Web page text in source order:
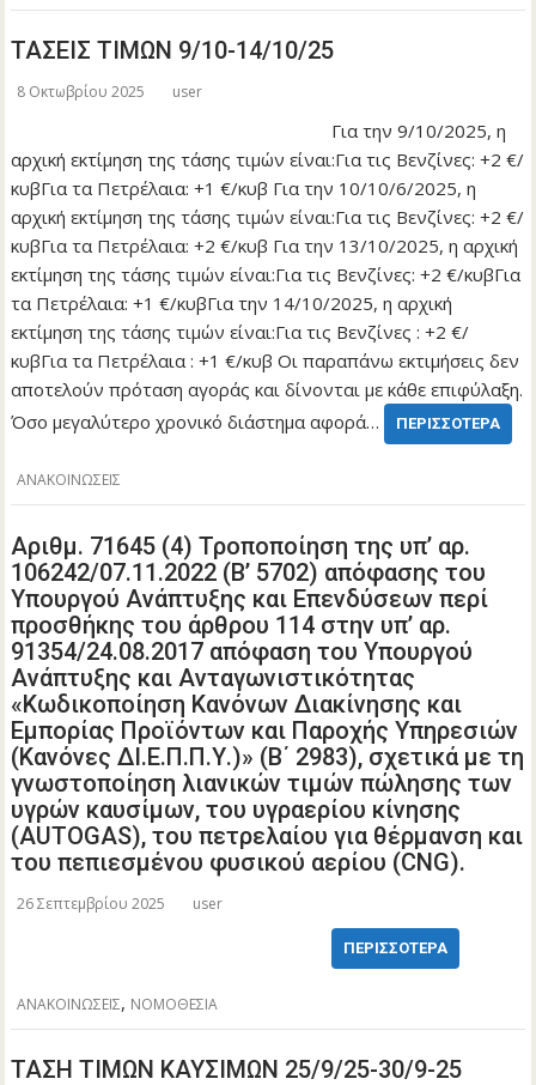
ΤΑΣΕΙΣ ΤΙΜΩΝ 9/10-14/10/25
8 Οκτωβρίου 2025 user
Για την 9/10/2025, η
αρχική εκτίμηση της τάσης τιμών είναι:Για τις Βενζίνες: +2 €/
κυβΓια τα Πετρέλαια: +1 €/κυβ Για την 10/10/6/2025, η
αρχική εκτίμηση της τάσης τιμών είναι:Για τις Βενζίνες: +2 €/
κυβΓια τα Πετρέλαια: +2 €/κυβ Για την 13/10/2025, η αρχική
εκτίμηση της τάσης τιμών είναι:Για τις Βενζίνες: +2 €/κυβΓια
τα Πετρέλαια: +1 €/κυβΓια την 14/10/2025, η αρχική
εκτίμηση της τάσης τιμών είναι:Για τις Βενζίνες : +2 €/
κυβΓια τα Πετρέλαια : +1 €/κυβ Οι παραπάνω εκτιμήσεις δεν
αποτελούν πρόταση αγοράς και δίνονται με κάθε επιφύλαξη.
Όσο μεγαλύτερο χρονικό διάστημα αφορά…
ΠΕΡΙΣΣΌΤΕΡΑ
ΑΝΑΚΟΙΝΩΣΕΙΣ
Αριθμ. 71645 (4) Τροποποίηση της υπ’ αρ.
106242/07.11.2022 (Β’ 5702) απόφασης του
Υπουργού Ανάπτυξης και Επενδύσεων περί
προσθήκης του άρθρου 114 στην υπ’ αρ.
91354/24.08.2017 απόφαση του Υπουργού
Ανάπτυξης και Ανταγωνιστικότητας
«Κωδικοποίηση Κανόνων Διακίνησης και
Εμπορίας Προϊόντων και Παροχής Υπηρεσιών
(Κανόνες ΔΙ.Ε.Π.Π.Υ.)» (Β΄ 2983), σχετικά με τη
γνωστοποίηση λιανικών τιμών πώλησης των
υγρών καυσίμων, του υγραερίου κίνησης
(ΑUTOGAS), του πετρελαίου για θέρμανση και
του πεπιεσμένου φυσικού αερίου (CNG).
26 Σεπτεμβρίου 2025 user
ΠΕΡΙΣΣΌΤΕΡΑ
ΑΝΑΚΟΙΝΩΣΕΙΣ, ΝΟΜΟΘΕΣΙΑ
ΤΑΣΗ ΤΙΜΩΝ ΚΑΥΣΙΜΩΝ 25/9/25-30/9-25